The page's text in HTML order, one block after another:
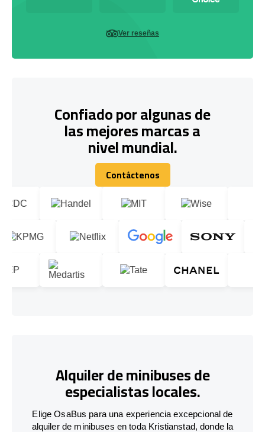
Ver reseñas
Confiado por algunas de
las mejores marcas a
nivel mundial.
Contáctenos
Contáctenos
Alquiler de minibuses de
especialistas locales.
Elige OsaBus para una experiencia excepcional de
alquiler de minibuses en toda Kristianstad, donde la